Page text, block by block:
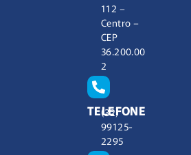
112 –
Centro –
CEP
36.200.00
2
TELEFONE
(32)
99125-
2295